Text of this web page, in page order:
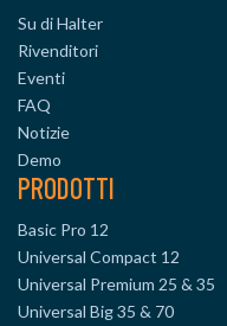
Su di Halter
Rivenditori
Eventi
FAQ
Notizie
Demo
PRODOTTI
Basic Pro 12
Universal Compact 12
Universal Premium 25 & 35
Universal Big 35 & 70